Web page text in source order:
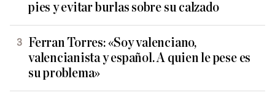
pies y evitar burlas sobre su calzado
Ferran Torres: «Soy valenciano,
valencianista y español. A quien le pese es
su problema»